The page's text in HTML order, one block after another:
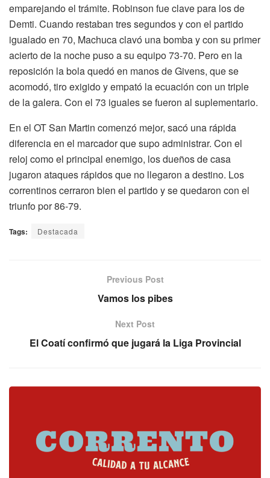
emparejando el trámite. Robinson fue clave para los de
Demti. Cuando restaban tres segundos y con el partido
igualado en 70, Machuca clavó una bomba y con su primer
acierto de la noche puso a su equipo 73-70. Pero en la
reposición la bola quedó en manos de Givens, que se
acomodó, tiro exigido y empató la ecuación con un triple
de la galera. Con el 73 iguales se fueron al suplementario.
En el OT San Martin comenzó mejor, sacó una rápida
diferencia en el marcador que supo administrar. Con el
reloj como el principal enemigo, los dueños de casa
jugaron ataques rápidos que no llegaron a destino. Los
correntinos cerraron bien el partido y se quedaron con el
triunfo por 86-79.
Tags: Destacada
Previous Post
Vamos los pibes
Next Post
El Coatí confirmó que jugará la Liga Provincial